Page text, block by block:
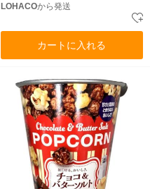
LOHACOから発送
カートに入れる